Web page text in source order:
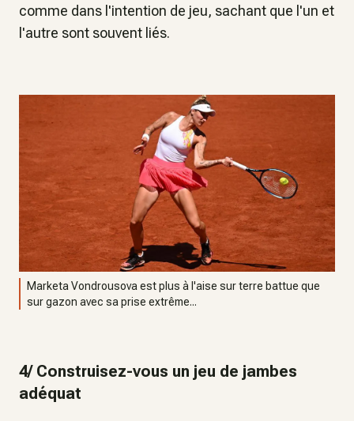
comme dans l'intention de jeu, sachant que l'un et
l'autre sont souvent liés.
Marketa Vondrousova est plus à l'aise sur terre battue que
sur gazon avec sa prise extrême...
4/ Construisez-vous un jeu de jambes
adéquat